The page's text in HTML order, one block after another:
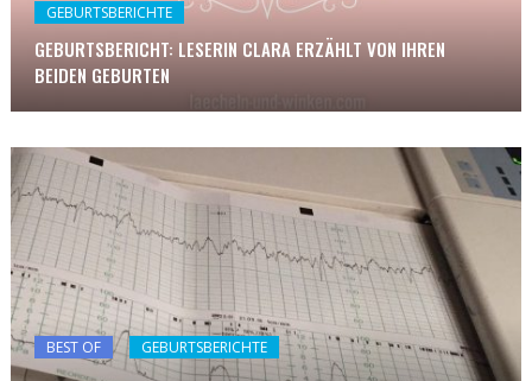
GEBURTSBERICHTE
GEBURTSBERICHT: LESERIN CLARA ERZÄHLT VON IHREN
BEIDEN GEBURTEN
BEST OF GEBURTSBERICHTE